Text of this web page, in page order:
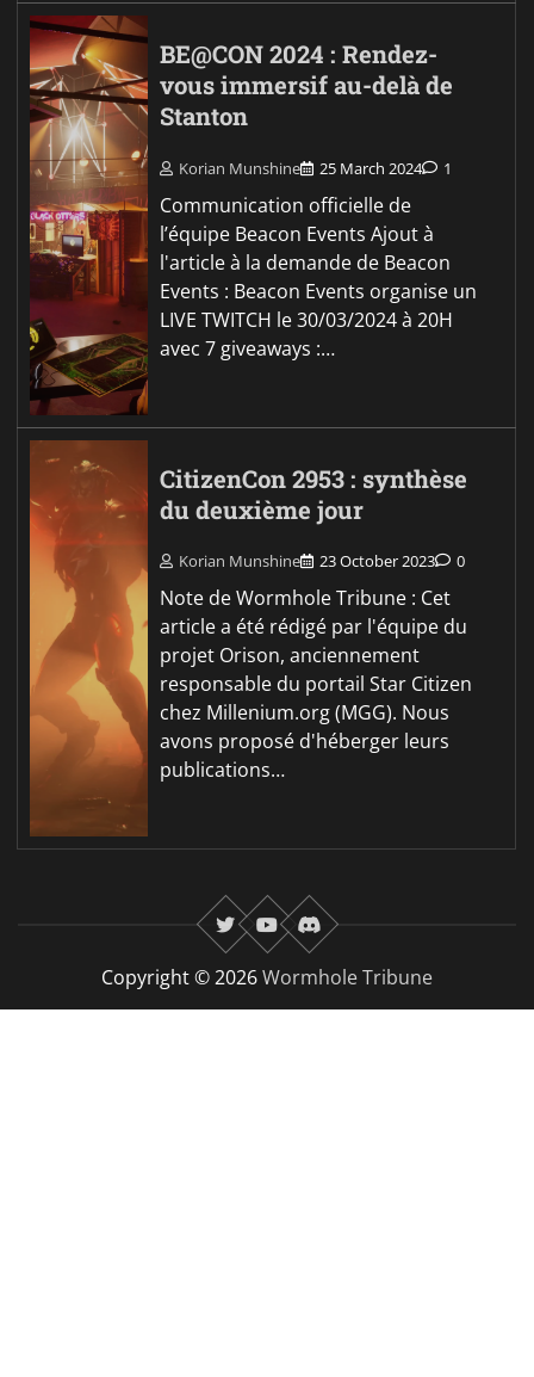
BE@CON 2024 : Rendez-
vous immersif au-delà de
Stanton
Korian Munshine 25 March 2024 1
Communication officielle de
l’équipe Beacon Events Ajout à
l'article à la demande de Beacon
Events : Beacon Events organise un
LIVE TWITCH le 30/03/2024 à 20H
avec 7 giveaways :…
CitizenCon 2953 : synthèse
du deuxième jour
Korian Munshine 23 October 2023 0
Note de Wormhole Tribune : Cet
article a été rédigé par l'équipe du
projet Orison, anciennement
responsable du portail Star Citizen
chez Millenium.org (MGG). Nous
avons proposé d'héberger leurs
publications…
twitteryoutubeDiscord
Copyright © 2026Wormhole Tribune